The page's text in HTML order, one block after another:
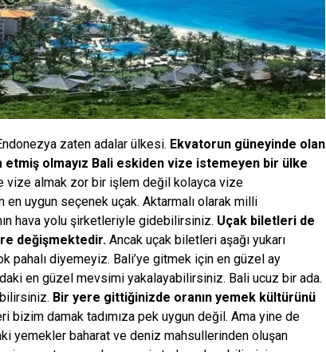
zaten adalar ülkesi. Ekvatorun güneyinde olan
etmiş olmayız Bali eskiden vize istemeyen bir ülke
vize almak zor bir işlem değil kolayca vize
uygun seçenek uçak. Aktarmalı olarak milli
hava yolu şirketleriyle gidebilirsiniz. Uçak biletleri de
değişmektedir. Ancak uçak biletleri aşağı yukarı
pahalı diyemeyiz. Bali’ye gitmek için en güzel ay
en güzel mevsimi yakalayabilirsiniz. Bali ucuz bir ada.
Bir yere gittiğinizde oranın yemek kültürünü
bizim damak tadımıza pek uygun değil. Ama yine de
yemekler baharat ve deniz mahsullerinden oluşan